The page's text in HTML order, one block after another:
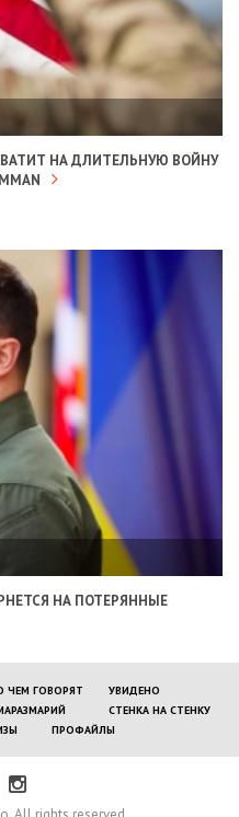
НА ДЛИТЕЛЬНУЮ ВОЙНУ
НА ПОТЕРЯННЫЕ
ЧЕМ ГОВОРЯТ
УВИДЕНО
СТЕНКА НА СТЕНКУ
ПРОФАЙЛЫ